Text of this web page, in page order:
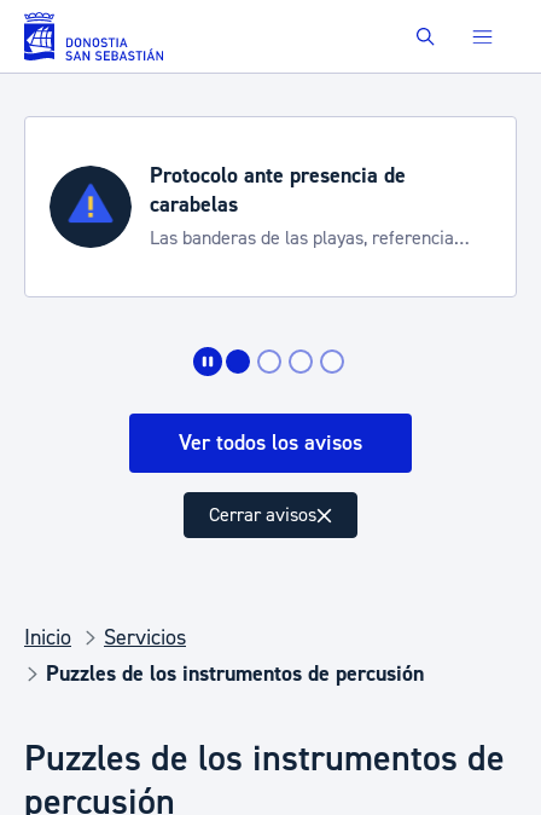
Saltar al contenido principal Buscar
Protocolo ante presencia de
carabelas
Las banderas de las playas, referencia
Ver todos los avisos
Cerrar avisos
Inicio
Servicios
Puzzles de los instrumentos de percusión
Puzzles de los instrumentos de
percusión